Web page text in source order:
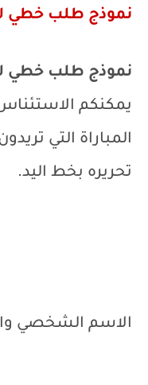
نموذج طلب خطي
نموذج طلب خطي
يمكنكم
المباراة التي
تحريره بخط اليد.
الاسم الشخصي